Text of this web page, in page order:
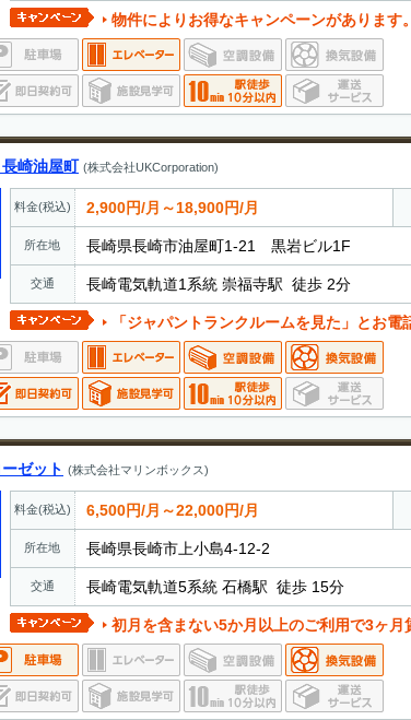
物件によりお得なキャンペーンがあります
崎油屋町 (株式会社UKCorporation)
料金(税込) 2,900円/月～18,900円/月
所在地 長崎県長崎市油屋町1-21 黒岩ビル1F
交通 長崎電気軌道1系統 崇福寺駅 徒歩 2分
「ジャパントランクルームを見た」とお電話でお伝えいただくとど
ーゼット (株式会社マリンボックス)
料金(税込) 6,500円/月～22,000円/月
所在地 長崎県長崎市上小島4-12-2
交通 長崎電気軌道5系統 石橋駅 徒歩 15分
初月を含まない5か月以上のご利用で3ヶ月